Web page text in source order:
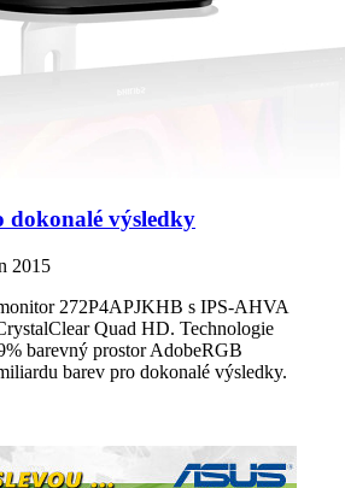
výsledky
2015
272P4APJKHB s IPS-AHVA
Quad HD. Technologie
barevný prostor AdobeRGB
barev pro dokonalé výsledky.